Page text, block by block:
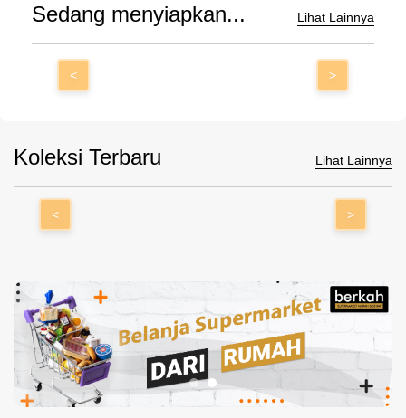
Sedang menyiapkan... Lihat Lainnya
< >
Koleksi Terbaru Lihat Lainnya
< >